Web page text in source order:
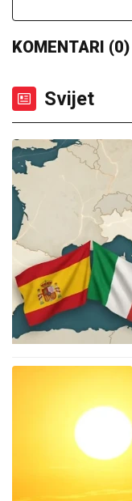
KOMENTARI (0)
Svijet